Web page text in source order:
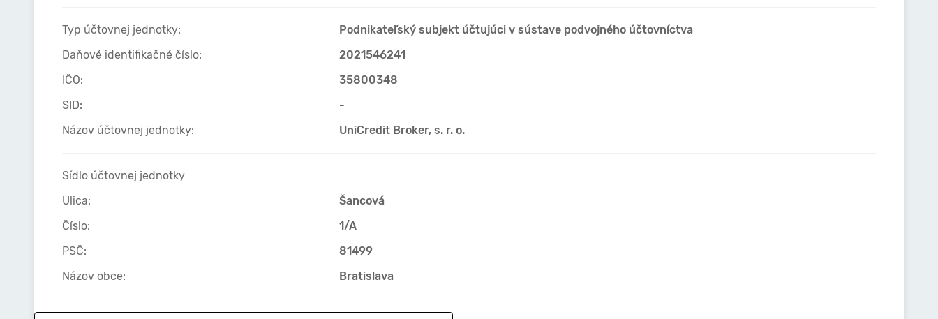
Typ účtovnej jednotky:
Podnikateľský subjekt účtujúci v sústave podvojného účtovníctva
Daňové identifikačné číslo:
2021546241
IČO:
35800348
SID:
-
Názov účtovnej jednotky:
UniCredit Broker, s. r. o.
Sídlo účtovnej jednotky
Ulica:
Šancová
Číslo:
1/A
PSČ:
81499
Názov obce:
Bratislava